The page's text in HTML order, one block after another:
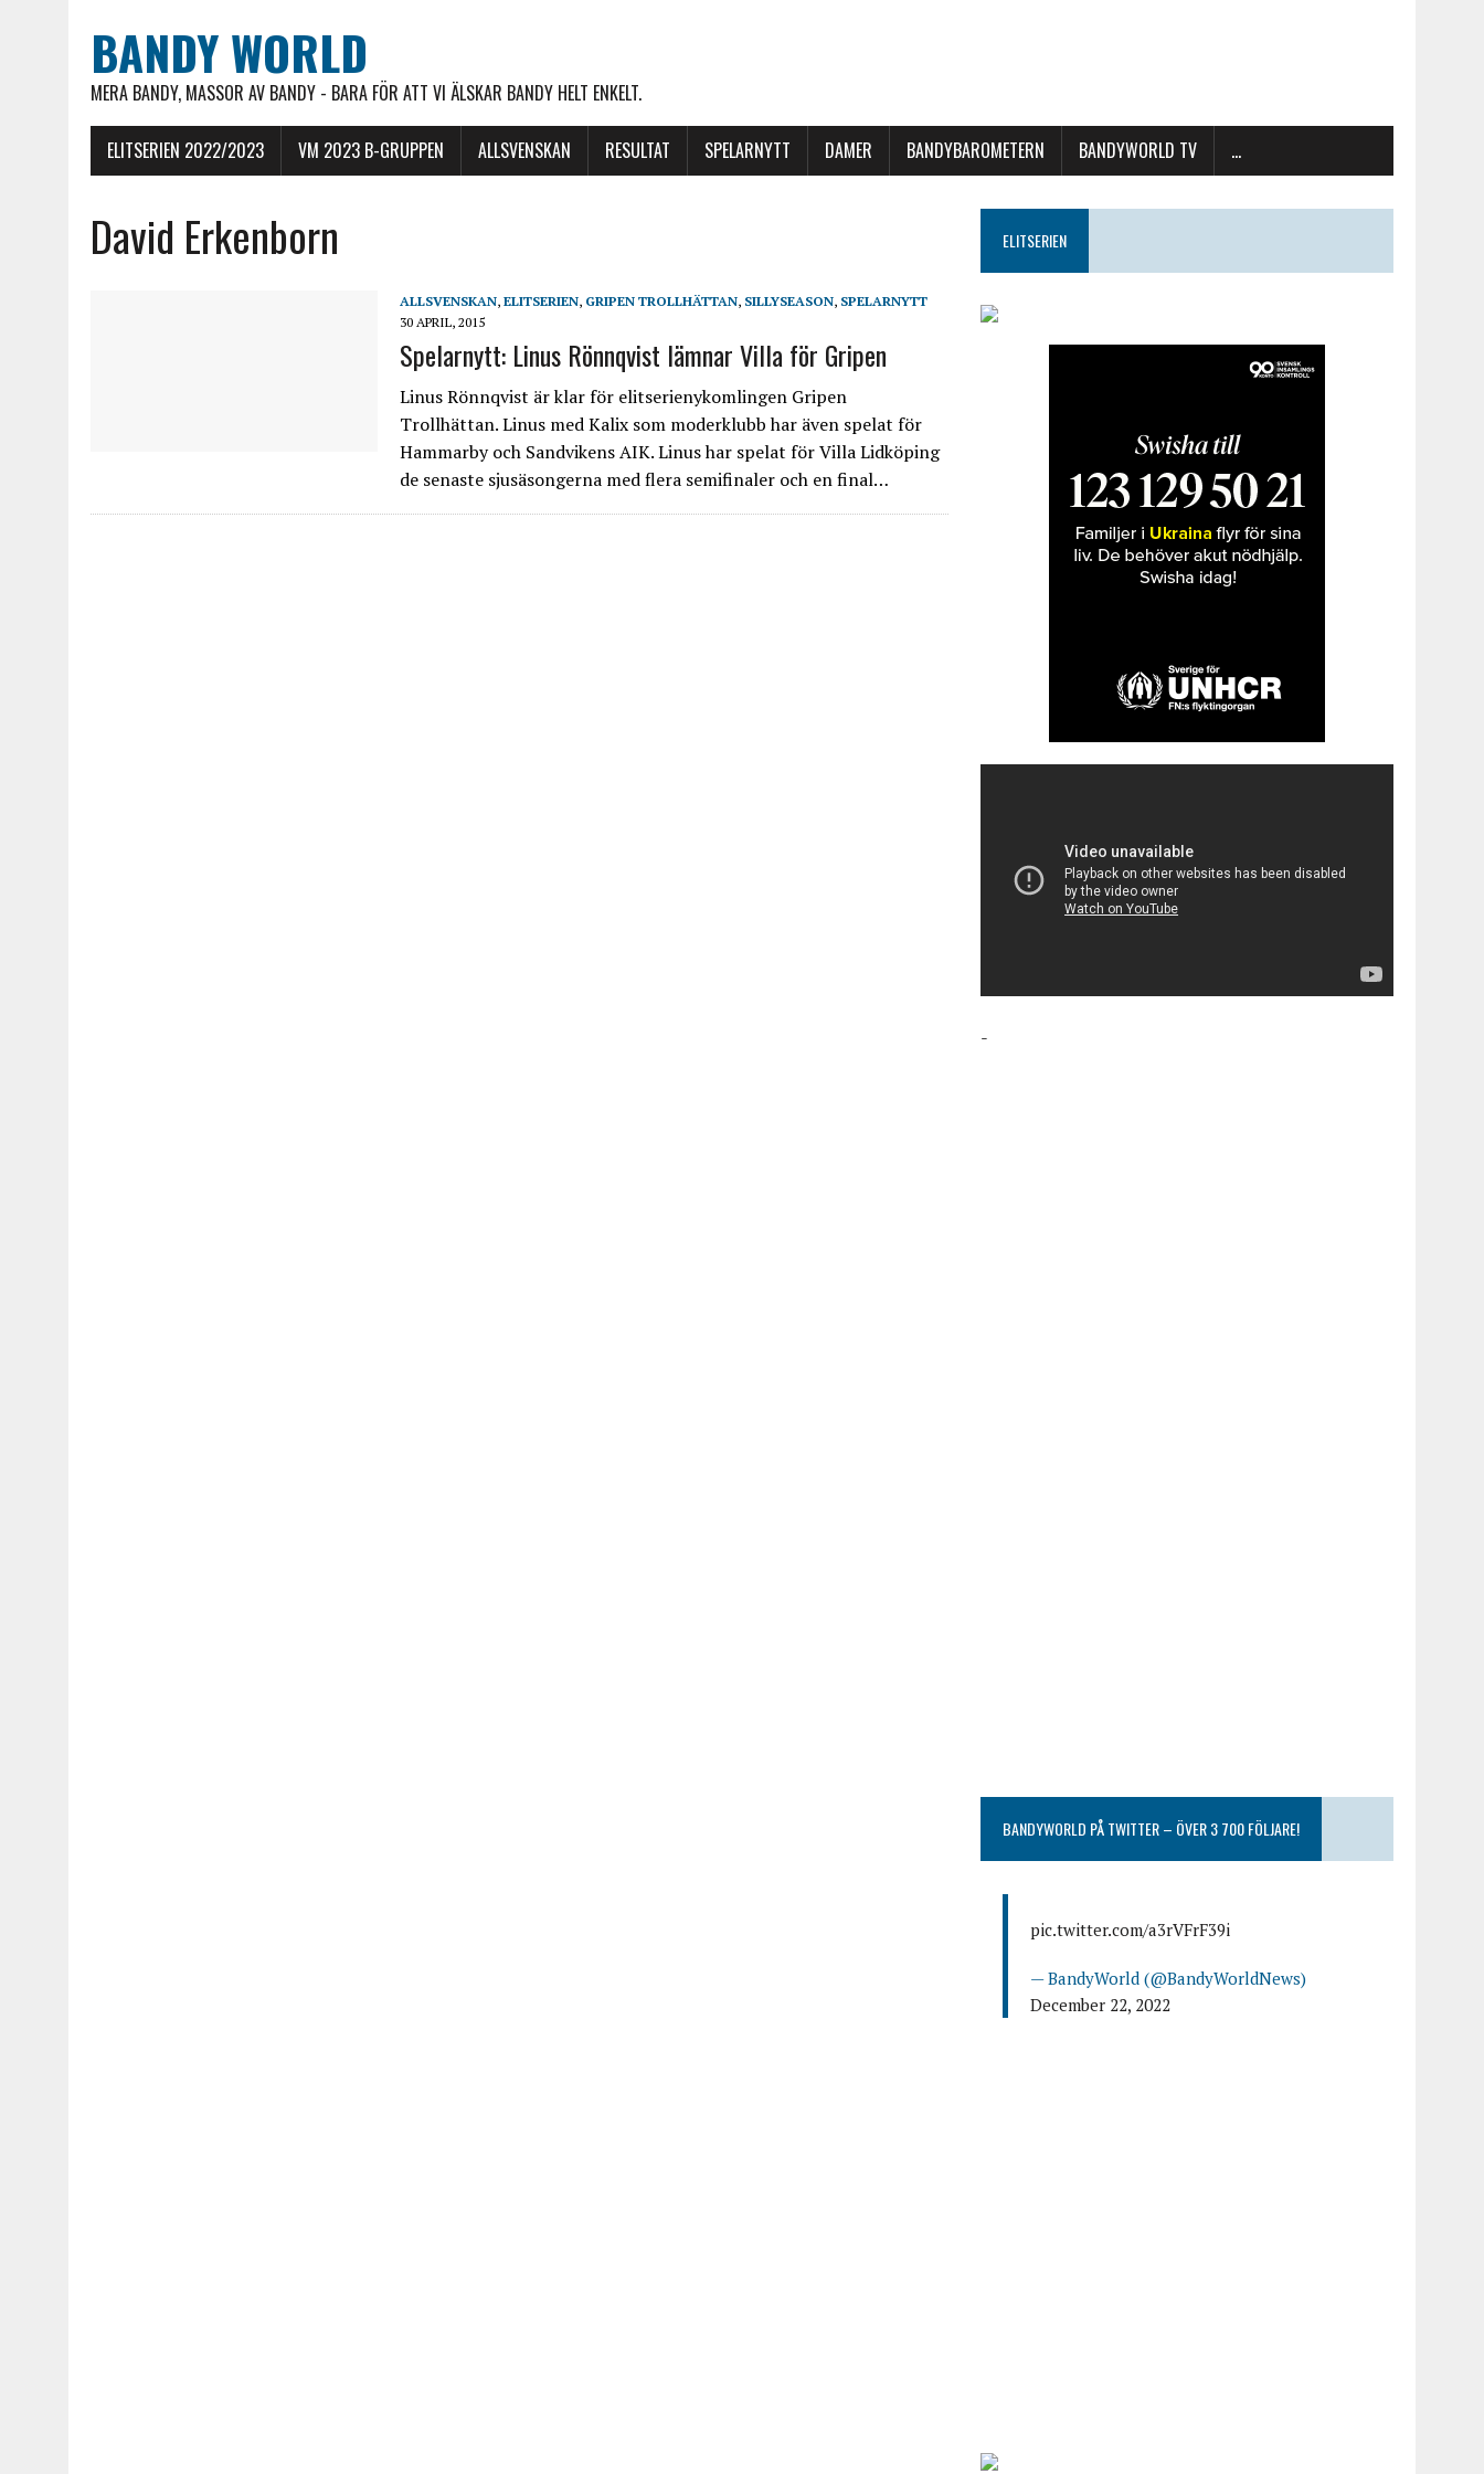
BANDY WORLD
MERA BANDY, MASSOR AV BANDY - BARA FÖR ATT VI ÄLSKAR BANDY HELT ENKELT.
ELITSERIEN 2022/2023 VM 2023 B-GRUPPEN ALLSVENSKAN RESULTAT SPELARNYTT DAMER BANDYBAROMETERN BANDYWORLD TV …
David Erkenborn
ALLSVENSKAN, ELITSERIEN, GRIPEN TROLLHÄTTAN, SILLYSEASON, SPELARNYTT
30 APRIL, 2015
Spelarnytt: Linus Rönnqvist lämnar Villa för Gripen
Linus Rönnqvist är klar för elitserienykomlingen Gripen
Trollhättan. Linus med Kalix som moderklubb har även spelat för
Hammarby och Sandvikens AIK. Linus har spelat för Villa Lidköping
de senaste sjusäsongerna med flera semifinaler och en final…
ELITSERIEN
-
BANDYWORLD PÅ TWITTER – ÖVER 3 700 FÖLJARE!
pic.twitter.com/a3rVFrF39i
— BandyWorld (@BandyWorldNews)
December 22, 2022